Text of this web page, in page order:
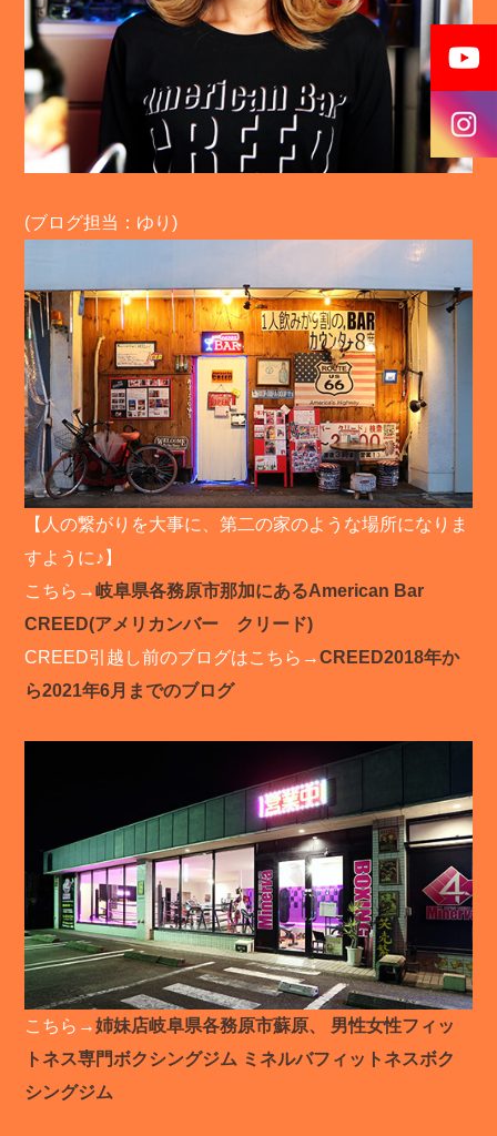
(ブログ担当：ゆり)
【人の繋がりを大事に、第二の家のような場所になりま
すように♪】
こちら→岐阜県各務原市那加にあるAmerican Bar
CREED(アメリカンバー クリード)
CREED引越し前のブログはこちら→CREED2018年か
ら2021年6月までのブログ
こちら→姉妹店岐阜県各務原市蘇原、 男性女性フィッ
トネス専門ボクシングジム ミネルバフィットネスボク
シングジム